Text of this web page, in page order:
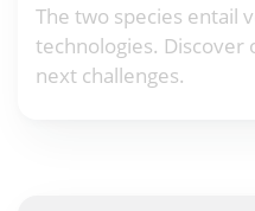
The two species entail
technologies.
next challenges.